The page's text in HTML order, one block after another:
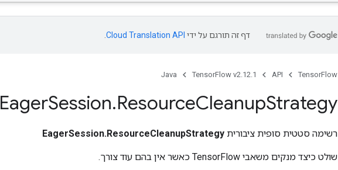
דף זה תורגם על ידי Cloud Translation API
TensorFlow
API
TensorFlow v2.12.1
Java
EagerSession.ResourceCleanupStrategy
רשימה סטטית סופית ציבורית EagerSession.ResourceCleanupStrategy
שולט כיצד מנקים משאבי TensorFlow כאשר אין בהם עוד צורך.